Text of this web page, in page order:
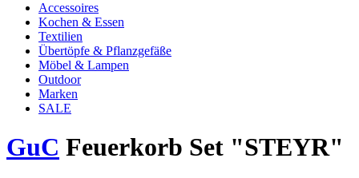
Accessoires
Kochen & Essen
Textilien
Übertöpfe & Pflanzgefäße
Möbel & Lampen
Outdoor
Marken
SALE
GuC Feuerkorb Set "STEYR"